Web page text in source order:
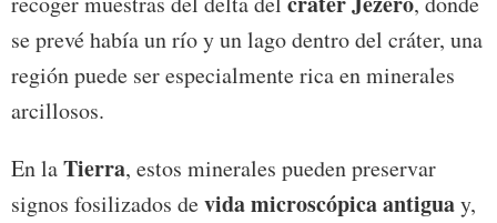
se prevé había un río y un lago dentro del cráter, una
región puede ser especialmente rica en minerales
arcillosos.
En laTierra, estos minerales pueden preservar
signos fosilizados devida microscópica antiguay,